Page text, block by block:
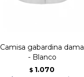
Camisa gabardina dama
- Blanco
$ 1.070